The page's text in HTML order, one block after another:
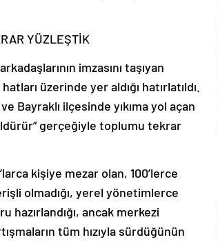
YÜZLEŞTİK
imzasını taşıyan
üzerinde yer aldığı hatırlatıldı.
Bayraklı ilçesinde yıkıma yol açan
gerçeğiyle toplumu tekrar
kişiye mezar olan, 100’lerce
olmadığı, yerel yönetimlerce
ancak merkezi
tüm hızıyla sürdüğünün